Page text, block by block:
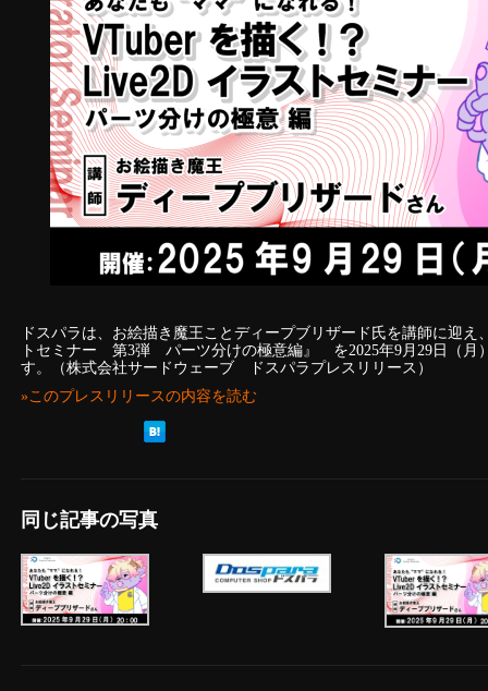
ドスパラは、お絵描き魔王ことディープブリザード氏を講師に迎え
トセミナー 第3弾 パーツ分けの極意編』 を2025年9月29日（月
す。（株式会社サードウェーブ ドスパラプレスリリース）
»このプレスリリースの内容を読む
同じ記事の写真